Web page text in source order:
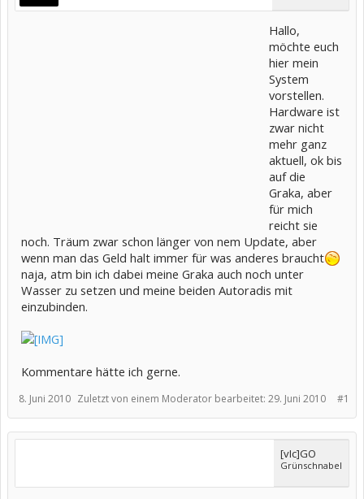
Hallo,
möchte euch
hier mein
System
vorstellen.
Hardware ist
zwar nicht
mehr ganz
aktuell, ok bis
auf die
Graka, aber
für mich
reicht sie
noch. Träum zwar schon länger von nem Update, aber
wenn man das Geld halt immer für was anderes braucht
naja, atm bin ich dabei meine Graka auch noch unter
Wasser zu setzen und meine beiden Autoradis mit
einzubinden.
Kommentare hätte ich gerne.
#1
8. Juni 2010 Zuletzt von einem Moderator bearbeitet: 29. Juni 2010
[vIc]GO
Grünschnabel